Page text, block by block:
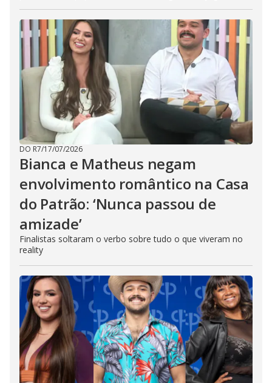
DO R7/17/07/2026
Bianca e Matheus negam
envolvimento romântico na Casa
do Patrão: ‘Nunca passou de
amizade’
Finalistas soltaram o verbo sobre tudo o que viveram no
reality